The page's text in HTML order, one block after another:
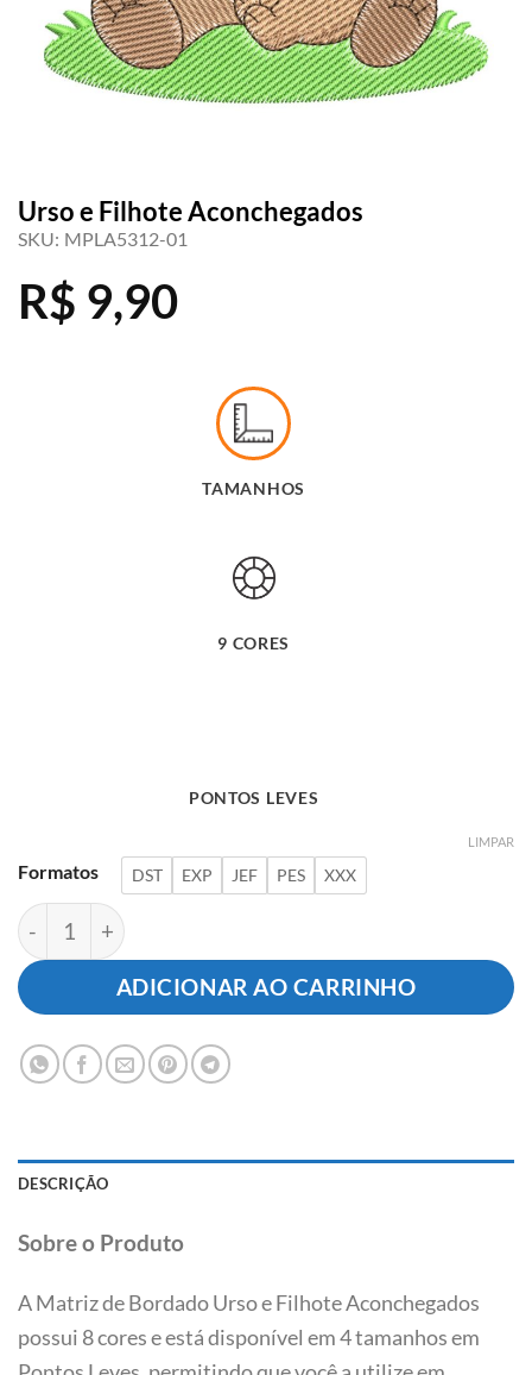
Urso e Filhote Aconchegados
SKU: MPLA5312-01
R$ 9,90
TAMANHOS
9 CORES
Formatos DST EXP JEF PES XXX
LIMPAR
Urso e Filhote Aconchegados quantidade
ADICIONAR AO CARRINHO
DESCRIÇÃO
Sobre o Produto
A Matriz de Bordado Urso e Filhote Aconchegados
possui 8 cores e está disponível em 4 tamanhos em